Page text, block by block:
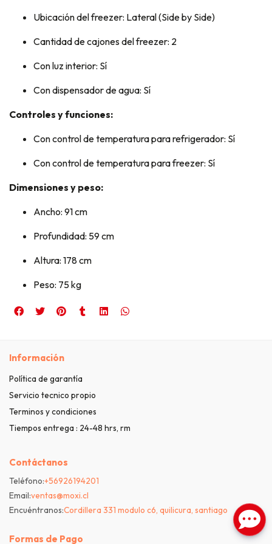
Ubicación del freezer: Lateral (Side by Side)
Cantidad de cajones del freezer: 2
Con luz interior: Sí
Con dispensador de agua: Sí
Controles y funciones:
Con control de temperatura para refrigerador: Sí
Con control de temperatura para freezer: Sí
Dimensiones y peso:
Ancho: 91 cm
Profundidad: 59 cm
Altura: 178 cm
Peso: 75 kg
Información
Política de garantía
Servicio tecnico propio
Terminos y condiciones
Tiempos entrega : 24-48 hrs, rm
Contáctanos
Teléfono:+56926194201
Email:ventas@moxi.cl
Encuéntranos:Cordillera 331 modulo c6, quilicura, santiago
Formas de Pago